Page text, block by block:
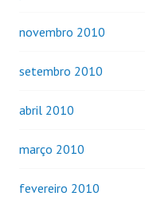
novembro 2010
setembro 2010
abril 2010
março 2010
fevereiro 2010